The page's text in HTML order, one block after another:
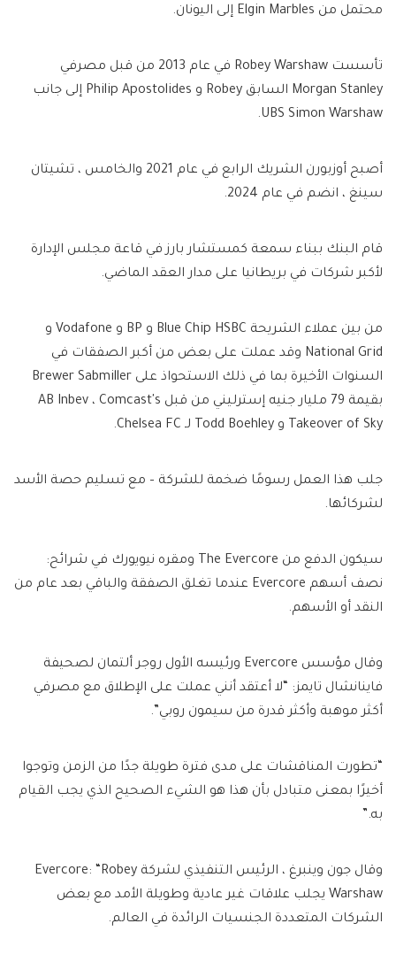
محتمل من Elgin Marbles إلى اليونان.
تأسست Robey Warshaw في عام 2013 من قبل مصرفي
Morgan Stanley السابق Robey و Philip Apostolides إلى جانب
UBS Simon Warshaw.
أصبح أوزبورن الشريك الرابع في عام 2021 والخامس ، تشيتان
سينغ ، انضم في عام 2024.
قام البنك ببناء سمعة كمستشار بارز في قاعة مجلس الإدارة
لأكبر شركات في بريطانيا على مدار العقد الماضي.
من بين عملاء الشريحة Blue Chip HSBC و BP و Vodafone و
National Grid وقد عملت على بعض من أكبر الصفقات في
السنوات الأخيرة بما في ذلك الاستحواذ على Brewer Sabmiller
بقيمة 79 مليار جنيه إسترليني من قبل AB Inbev ، Comcast's
Takeover of Sky و Todd Boehley لـ Chelsea FC.
جلب هذا العمل رسومًا ضخمة للشركة – مع تسليم حصة الأسد
لشركائها.
سيكون الدفع من The Evercore ومقره نيويورك في شرائح:
نصف أسهم Evercore عندما تغلق الصفقة والباقي بعد عام من
النقد أو الأسهم.
وقال مؤسس Evercore ورئيسه الأول روجر ألتمان لصحيفة
فاينانشال تايمز: “لا أعتقد أنني عملت على الإطلاق مع مصرفي
أكثر موهبة وأكثر قدرة من سيمون روبي”.
“تطورت المناقشات على مدى فترة طويلة جدًا من الزمن وتوجوا
أخيرًا بمعنى متبادل بأن هذا هو الشيء الصحيح الذي يجب القيام
به.”
وقال جون وينبرغ ، الرئيس التنفيذي لشركة Evercore: “Robey
Warshaw يجلب علاقات غير عادية وطويلة الأمد مع بعض
الشركات المتعددة الجنسيات الرائدة في العالم.